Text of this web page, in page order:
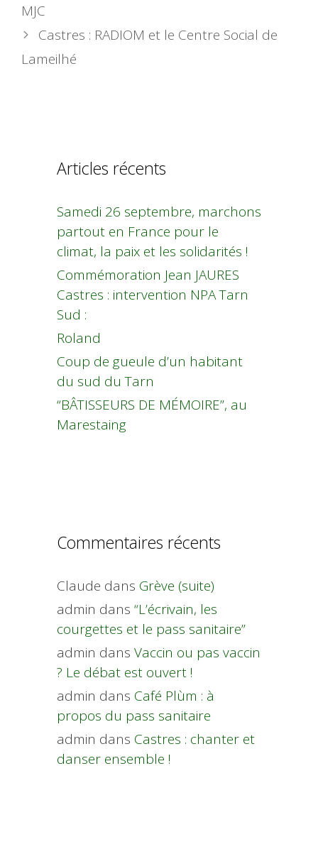
MJC
Castres : RADIOM et le Centre Social de
Lameilhé
Articles récents
Samedi 26 septembre, marchons
partout en France pour le
climat, la paix et les solidarités !
Commémoration Jean JAURES
Castres : intervention NPA Tarn
Sud :
Roland
Coup de gueule d’un habitant
du sud du Tarn
“BÂTISSEURS DE MÉMOIRE”, au
Marestaing
Commentaires récents
Claude dans Grève (suite)
admin dans “L’écrivain, les
courgettes et le pass sanitaire”
admin dans Vaccin ou pas vaccin
? Le débat est ouvert !
admin dans Café Plùm : à
propos du pass sanitaire
admin dans Castres : chanter et
danser ensemble !